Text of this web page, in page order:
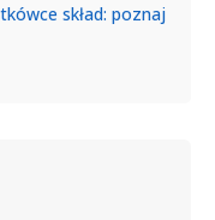
skład: poznaj